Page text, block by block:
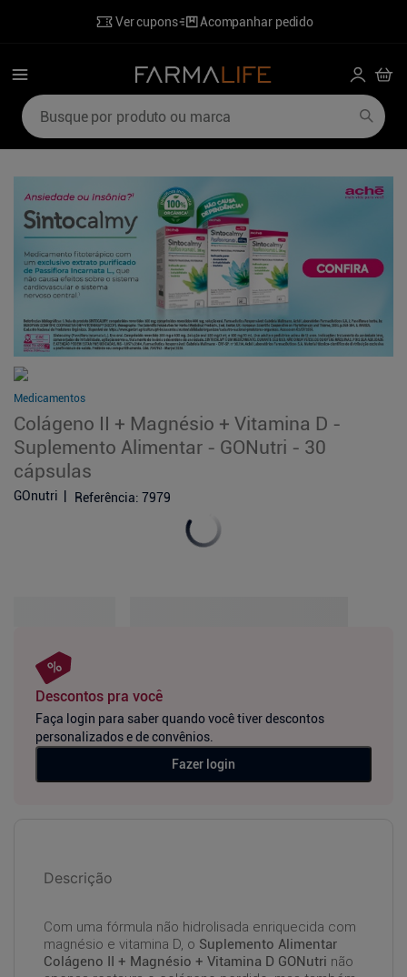
Ver cupons Acompanhar pedido
Busque por produto ou marca
Medicamentos
Colágeno II + Magnésio + Vitamina D -
Suplemento Alimentar - GONutri - 30
cápsulas
GOnutri Referência: 7979
Descontos pra você
Faça login para saber quando você tiver descontos
personalizados e de convênios.
Fazer login
Descrição
Com uma fórmula não hidrolisada enriquecida com
magnésio e vitamina D, o Suplemento Alimentar
Colágeno II + Magnésio + Vitamina D GONutri não
2º
lenzetto
3º
shampoo
4º
hidratante corporal
5º ozivy
7º
poviztra
8º
sabonete liquido
9º
wegovy
10º perfumes